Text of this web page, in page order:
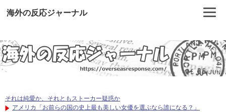
海外の反応ジャーナル
それは純愛か、それともストーカー疑惑か
アメリカ「お前らの国の史上最も美しい女優を選ぶなら誰になる？」